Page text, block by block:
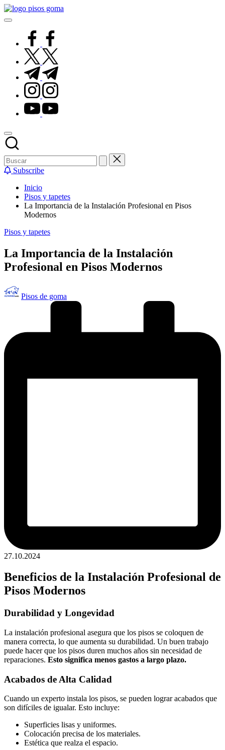
Saltar
al
facebook.com
twitter.com
t.me
instagram.com
youtube.com
Subscribe
Inicio
Pisos y tapetes
La Importancia de la Instalación Profesional en Pisos
Modernos
Publicado
Pisos y tapetes
La Importancia de la Instalación
Profesional en Pisos Modernos
Publicado
por
Pisos de goma
27.10.2024
Beneficios de la Instalación Profesional de
Pisos Modernos
Durabilidad y Longevidad
La instalación profesional asegura que los pisos se coloquen de
manera correcta, lo que aumenta su durabilidad. Un buen trabajo
puede hacer que los pisos duren muchos años sin necesidad de
reparaciones. Esto significa menos gastos a largo plazo.
Acabados de Alta Calidad
Cuando un experto instala los pisos, se pueden lograr acabados que
son difíciles de igualar. Esto incluye:
Superficies lisas y uniformes.
Colocación precisa de los materiales.
Estética que realza el espacio.